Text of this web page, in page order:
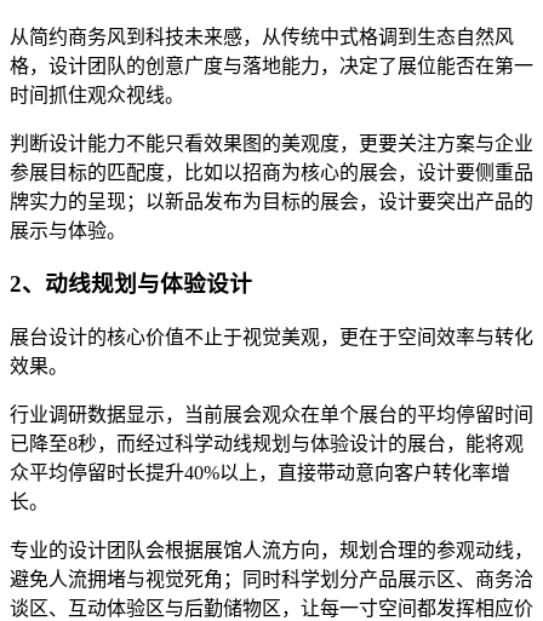
从简约商务风到科技未来感，从传统中式格调到生态自然风
格，设计团队的创意广度与落地能力，决定了展位能否在第一
时间抓住观众视线。
判断设计能力不能只看效果图的美观度，更要关注方案与企业
参展目标的匹配度，比如以招商为核心的展会，设计要侧重品
牌实力的呈现；以新品发布为目标的展会，设计要突出产品的
展示与体验。
2、动线规划与体验设计
展台设计的核心价值不止于视觉美观，更在于空间效率与转化
效果。
行业调研数据显示，当前展会观众在单个展台的平均停留时间
已降至8秒，而经过科学动线规划与体验设计的展台，能将观
众平均停留时长提升40%以上，直接带动意向客户转化率增
长。
专业的设计团队会根据展馆人流方向，规划合理的参观动线，
避免人流拥堵与视觉死角；同时科学划分产品展示区、商务洽
谈区、互动体验区与后勤储物区，让每一寸空间都发挥相应价